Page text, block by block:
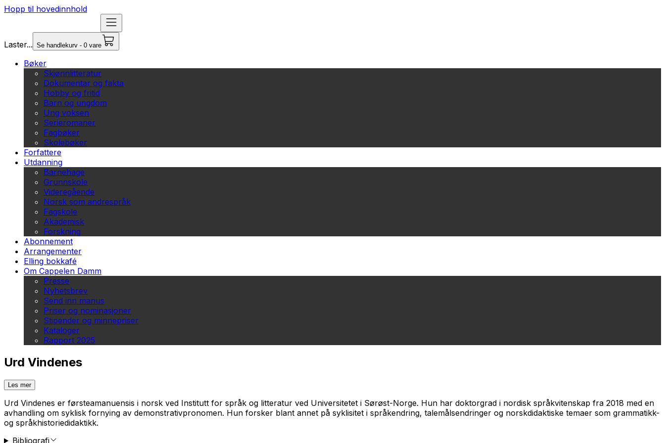
Hopp til hovedinnhold
Laster... Se handlekurv - 0 vare
Bøker
Skjønnlitteratur
Dokumentar og fakta
Hobby og fritid
Barn og ungdom
Ung voksen
Serieromaner
Fagbøker
Skolebøker
Forfattere
Utdanning
Barnehage
Grunnskole
Videregående
Norsk som andrespråk
Fagskole
Akademisk
Forskning
Abonnement
Arrangementer
Elling bokkafé
Om Cappelen Damm
Presse
Nyhetsbrev
Send inn manus
Priser og nominasjoner
Stipender og minnepriser
Kataloger
Rapport 2025
Urd Vindenes
Les mer
Urd Vindenes er førsteamanuensis i norsk ved Institutt for språk og litteratur ved Universitetet i Sørøst-Norge. Hun har doktorgrad i nordisk språkvitenskap fra 2018 med en
avhandling om syklisk fornying av demonstrativpronomen. Hun forsker blant annet på syklisitet i språkendring, talemålsendringer og norskdidaktiske temaer som grammatikk-
og språkhistoriedidaktikk.
Bibliografi